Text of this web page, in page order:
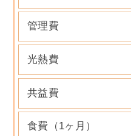
管理費
光熱費
共益費
食費（1ヶ月）